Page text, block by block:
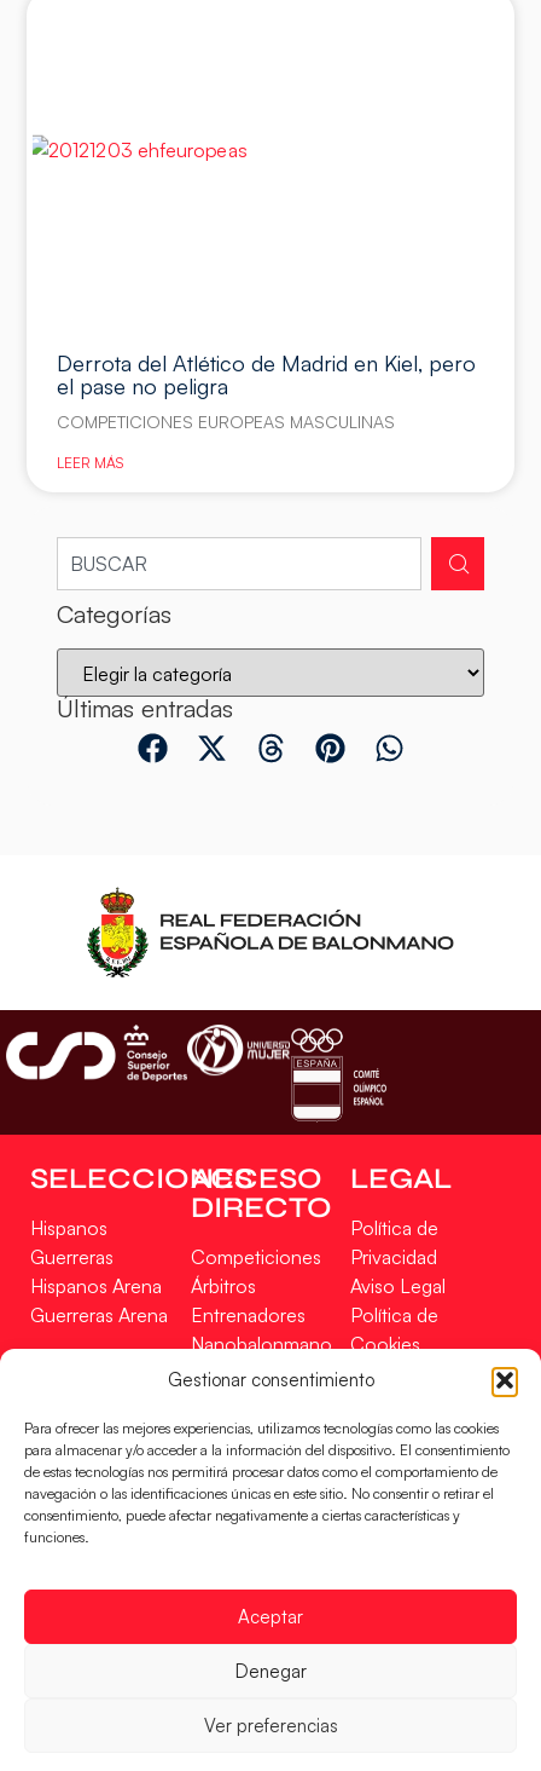
Gestionar consentimiento
Para ofrecer las mejores experiencias, utilizamos tecnologías como las cookies
para almacenar y/o acceder a la información del dispositivo. El consentimiento
de estas tecnologías nos permitirá procesar datos como el comportamiento de
navegación o las identificaciones únicas en este sitio. No consentir o retirar el
consentimiento, puede afectar negativamente a ciertas características y
funciones.
Aceptar
Denegar
Ver preferencias
Derrota del Atlético de Madrid en Kiel, pero
el pase no peligra
COMPETICIONES EUROPEAS MASCULINAS
LEER MÁS
Categorías
Últimas entradas
SELECCIONES
Hispanos
Guerreras
Hispanos Arena
Guerreras Arena
ACCESO
DIRECTO
Competiciones
Árbitros
Entrenadores
Nanobalonmano
Tienda
LEGAL
Política de
Privacidad
Aviso Legal
Política de
Cookies
Mapa Web
Incidencias
CONTACTO
EN
FINANCIADO
RFEBM © 2024. Todos los derechos reservados –
Desarrollado por